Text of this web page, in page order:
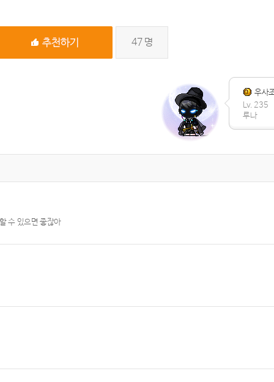
47명
우사
Lv. 235
루나
수 있으면 좋잖아